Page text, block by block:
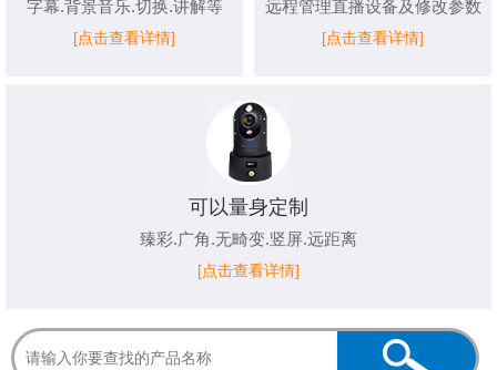
字幕.背景音乐.切换.讲解等
[点击查看详情]
远程管理直播设备及修改参数
[点击查看详情]
可以量身定制
臻彩.广角.无畸变.竖屏.远距离
[点击查看详情]